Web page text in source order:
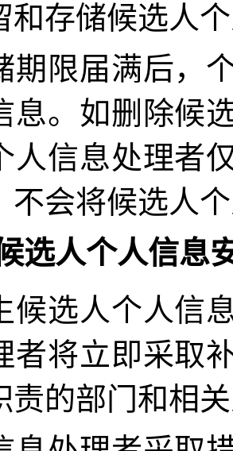
和存储候选人
期限届满后，
息。如删除候
人信息处理者
不会将候选人
选人个人信息
候选人个人信
者将立即采取
责的部门和相